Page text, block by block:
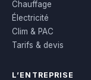
Chauffage
Électricité
Clim & PAC
Tarifs & devis
L’ENTREPRISE